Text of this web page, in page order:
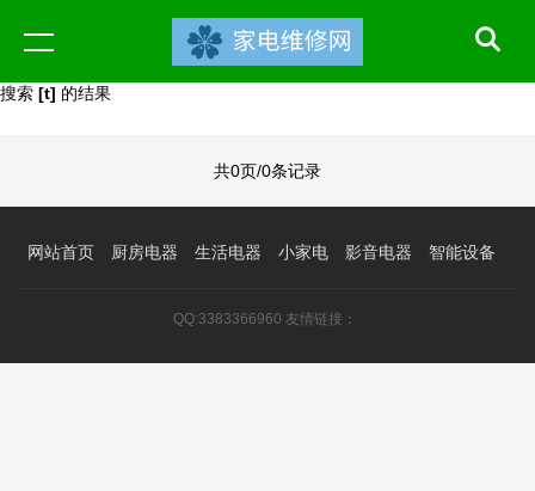
搜索 [t] 的结果
共0页/0条记录
网站首页 厨房电器 生活电器 小家电 影音电器 智能设备
QQ:3383366960 友情链接：